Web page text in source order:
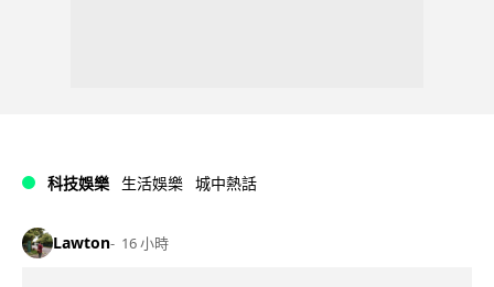
科技娛樂 生活娛樂 城中熱話
Lawton 16 小時